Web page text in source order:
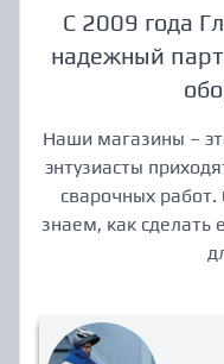
С 2009 года
надежный
Наши магазины –
энтузиасты
сварочных работ.
знаем, как сделать